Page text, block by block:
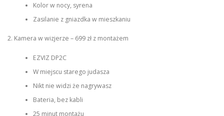
Kolor w nocy, syrena
Zasilanie z gniazdka w mieszkaniu
2. Kamera w wizjerze – 699 zł z montażem
EZVIZ DP2C
W miejscu starego judasza
Nikt nie widzi że nagrywasz
Bateria, bez kabli
25 minut montażu